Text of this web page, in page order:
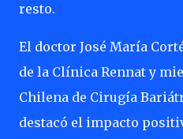
resto.
El doctor José María
de la Clínica Rennat y
Chilena de Cirugía
destacó el impacto